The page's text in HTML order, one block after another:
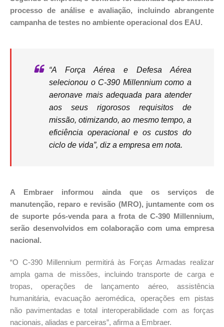
processo de análise e avaliação, incluindo abrangente
campanha de testes no ambiente operacional dos EAU.
“A Força Aérea e Defesa Aérea
selecionou o C-390 Millennium como a
aeronave mais adequada para atender
aos seus rigorosos requisitos de
missão, otimizando, ao mesmo tempo, a
eficiência operacional e os custos do
ciclo de vida”, diz a empresa em nota.
A Embraer informou ainda que os serviços de
manutenção, reparo e revisão (MRO), juntamente com os
de suporte pós-venda para a frota de C-390 Millennium,
serão desenvolvidos em colaboração com uma empresa
nacional.
“O C-390 Millennium permitirá às Forças Armadas realizar
ampla gama de missões, incluindo transporte de carga e
tropas, operações de lançamento aéreo, assistência
humanitária, evacuação aeromédica, operações em pistas
não pavimentadas e total interoperabilidade com as forças
nacionais, aliadas e parceiras”, afirma a Embraer.